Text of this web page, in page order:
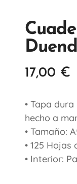
17,00 €
• Tapa
hecho a
• Tamaño:
• 125 Hojas
• Interior: